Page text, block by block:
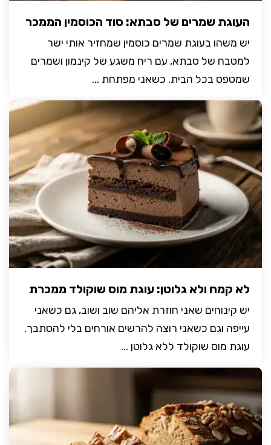
העוגת שמרים של סבתא: סוד הכוסמין הממכר
יש משהו בעוגת שמרים כוסמין שמחזיר אותי ישר
למטבח של סבתא, עם ריח משגע של קינמון ושמרים
שמטפס בכל הבית. כשאני מפתחת ...
לא קמח ולא גלוטן: עוגת מוס שוקולד ממכרת
יש קינוחים שאני חוזרת אליהם שוב ושוב, גם כשאני
עייפה וגם כשאני רוצה להרשים אורחים בלי להסתבך.
עוגת מוס שוקולד ללא גלוטן ...